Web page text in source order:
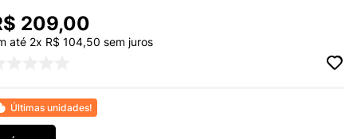
209,00
até 2x R$ 104,50 sem juros
Últimas unidades!